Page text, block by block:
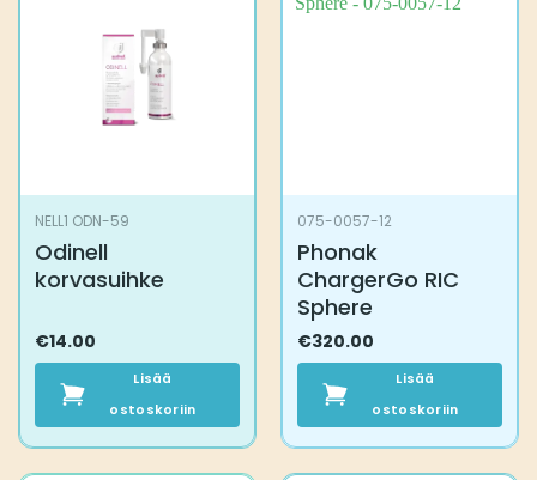
NELL1 ODN-59
Odinell
korvasuihke
€14.00
Lisää
ostoskoriin
075-0057-12
Phonak
ChargerGo RIC
Sphere
€320.00
Lisää
ostoskoriin